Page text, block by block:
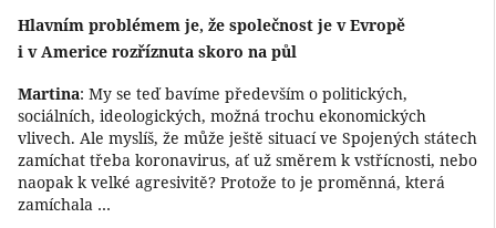
Hlavním problémem je, že společnost je v Evropě
i v Americe rozříznuta skoro na půl
Martina: My se teď bavíme především o politických,
sociálních, ideologických, možná trochu ekonomických
vlivech. Ale myslíš, že může ještě situací ve Spojených státech
zamíchat třeba koronavirus, ať už směrem k vstřícnosti, nebo
naopak k velké agresivitě? Protože to je proměnná, která
zamíchala …